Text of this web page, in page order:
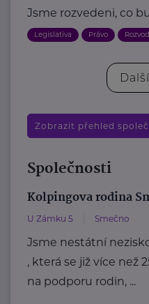
Jsme rozvedeni, co
Legislativa Právo
Zobrazit přehled
Společnosti
Kolpingova rodina
U Zámku 5 Smečno
Jsme nestátní
, která se již více než
na podporu rodin, ...